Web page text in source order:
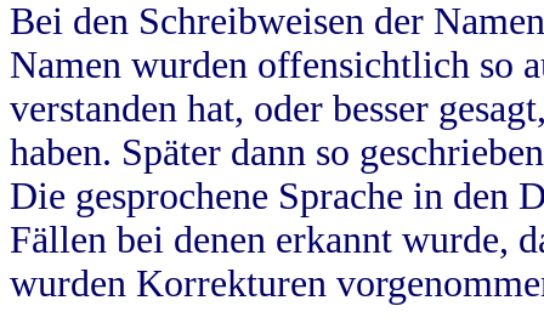
Bei den Schreibweisen der
Namen wurden offensichtlich so
verstanden hat, oder besser
haben. Später dann so
Die gesprochene Sprache in
Fällen bei denen erkannt wurde,
wurden Korrekturen